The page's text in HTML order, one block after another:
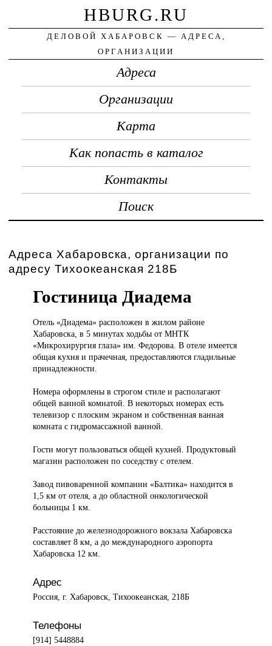
HBURG.RU
ДЕЛОВОЙ ХАБАРОВСК — АДРЕСА,
ОРГАНИЗАЦИИ
Адреса
Организации
Карта
Как попасть в каталог
Контакты
Поиск
Адреса Хабаровска, организации по
адресу Тихоокеанская 218Б
Гостиница Диадема
Отель «Диадема»расположен в жилом районе
Хабаровска, в 5 минутах ходьбы от МНТК
«Микрохирургия глаза» им. Федорова. В отеле имеется
общая кухня и прачечная, предоставляются гладильные
принадлежности.
Номера оформлены в строгом стиле и располагают
общей ванной комнатой. В некоторых номерах есть
телевизор с плоским экраном и собственная ванная
комната с гидромассажной ванной.
Гости могут пользоваться общей кухней. Продуктовый
магазин расположен по соседству с отелем.
Завод пивоваренной компании «Балтика» находится в
1,5 км от отеля, а до областной онкологической
больницы 1 км.
Расстояние до железнодорожного вокзала Хабаровска
составляет 8 км, а до международного аэропорта
Хабаровска 12 км.
Адрес
Россия, г. Хабаровск, Тихоокеанская, 218Б
Телефоны
[914] 5448884